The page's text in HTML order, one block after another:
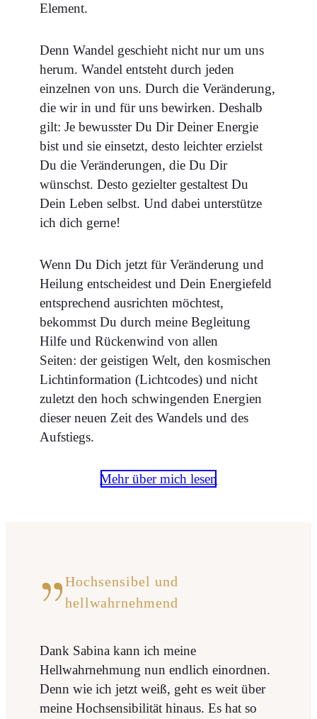
Element.
Denn Wandel geschieht nicht nur um uns
herum. Wandel entsteht durch jeden
einzelnen von uns. Durch die Veränderung,
die wir in und für uns bewirken. Deshalb
gilt: Je bewusster Du Dir Deiner Energie
bist und sie einsetzt, desto leichter erzielst
Du die Veränderungen, die Du Dir
wünschst. Desto gezielter gestaltest Du
Dein Leben selbst. Und dabei unterstütze
ich dich gerne!
Wenn Du Dich jetzt für Veränderung und
Heilung entscheidest und Dein Energiefeld
entsprechend ausrichten möchtest,
bekommst Du durch meine Begleitung
Hilfe und Rückenwind von allen
Seiten: der geistigen Welt, den kosmischen
Lichtinformation (Lichtcodes) und nicht
zuletzt den hoch schwingenden Energien
dieser neuen Zeit des Wandels und des
Aufstiegs.
Mehr über mich lesen
Hochsensibel und
hellwahrnehmend
Dank Sabina kann ich meine
Hellwahrnehmung nun endlich einordnen.
Denn wie ich jetzt weiß, geht es weit über
meine Hochsensibilität hinaus. Es hat so